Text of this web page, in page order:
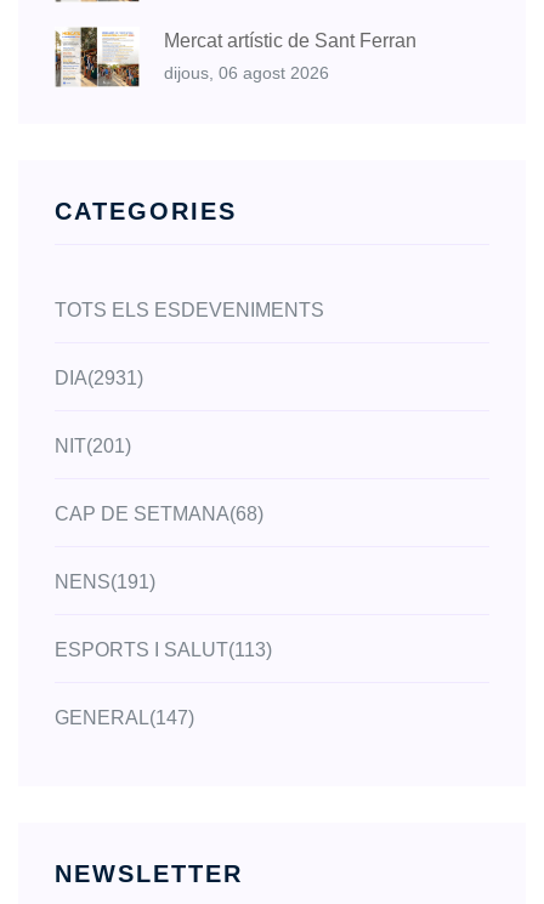
Mercat artístic de Sant Ferran
dijous, 06 agost 2026
CATEGORIES
TOTS ELS ESDEVENIMENTS
DIA(2931)
NIT(201)
CAP DE SETMANA(68)
NENS(191)
ESPORTS I SALUT(113)
GENERAL(147)
NEWSLETTER